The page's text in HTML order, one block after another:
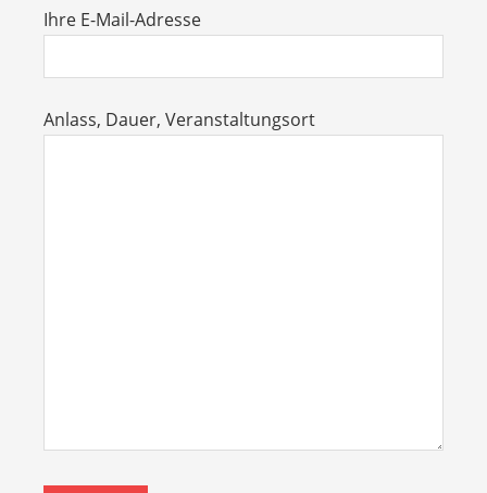
Ihre E-Mail-Adresse
Anlass, Dauer, Veranstaltungsort